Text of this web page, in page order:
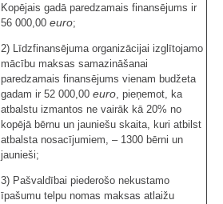
Kopējais gadā paredzamais finansējums ir
56 000,00 euro;
2) Līdzfinansējuma organizācijai izglītojamo
mācību maksas samazināšanai
paredzamais finansējums vienam budžeta
gadam ir 52 000,00 euro, pieņemot, ka
atbalstu izmantos ne vairāk kā 20% no
kopējā bērnu un jauniešu skaita, kuri atbilst
atbalsta nosacījumiem, – 1300 bērni un
jaunieši;
3) Pašvaldībai piederošo nekustamo
īpašumu telpu nomas maksas atlaižu